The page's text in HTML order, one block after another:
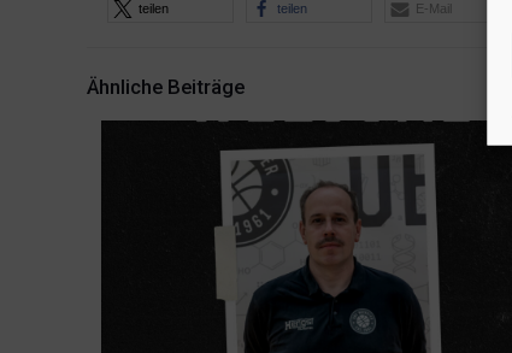
teilen teilen E-Mail
Ähnliche Beiträge